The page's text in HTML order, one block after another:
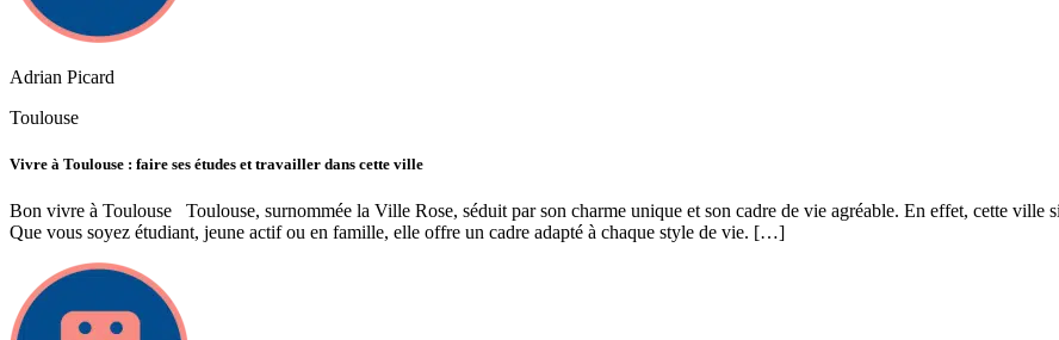
Adrian Picard
Toulouse
Vivre à Toulouse : faire ses études et travailler dans cette ville
Bon vivre à Toulouse Toulouse, surnommée la Ville Rose, séduit par son charme unique et son cadre de vie agréable. En effet, cette
Que vous soyez étudiant, jeune actif ou en famille, elle offre un cadre adapté à chaque style de vie. […]